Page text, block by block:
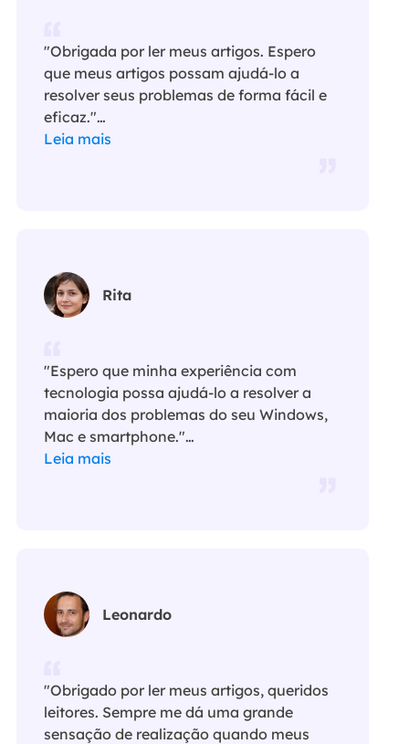
"Obrigada por ler meus artigos. Espero
que meus artigos possam ajudá-lo a
resolver seus problemas de forma fácil e
eficaz."…
Leia mais
Rita
"Espero que minha experiência com
tecnologia possa ajudá-lo a resolver a
maioria dos problemas do seu Windows,
Mac e smartphone."…
Leia mais
Leonardo
"Obrigado por ler meus artigos, queridos
leitores. Sempre me dá uma grande
sensação de realização quando meus